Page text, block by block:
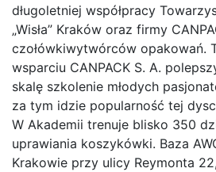
długoletniej współpracy
„Wisła” Kraków oraz firmy
czołówkiwytwórców opakowań.
wsparciu CANPACK S. A.
skalę szkolenie młodych
za tym idzie popularność tej
W Akademii trenuje blisko 350
uprawiania koszykówki. Baza
Krakowie przy ulicy Reymonta